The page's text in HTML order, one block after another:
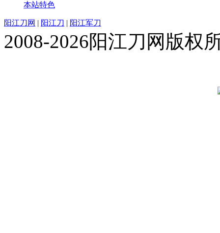
本站特色
阳江刀网 | 阳江刀 | 阳江军刀
2008-2026阳江刀网版权